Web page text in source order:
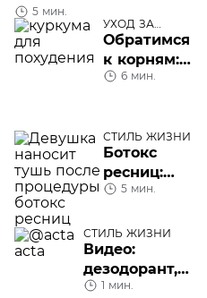
5 мин.
УХОД ЗА
ТЕЛОМ
Обратимся
к корням:
куркума
6 мин.
СТИЛЬ ЖИЗНИ
Ботокс
ресниц:
все что вы
знать
5 мин.
СТИЛЬ ЖИЗНИ
Видео:
дезодорант,
бальзам,
1 мин.